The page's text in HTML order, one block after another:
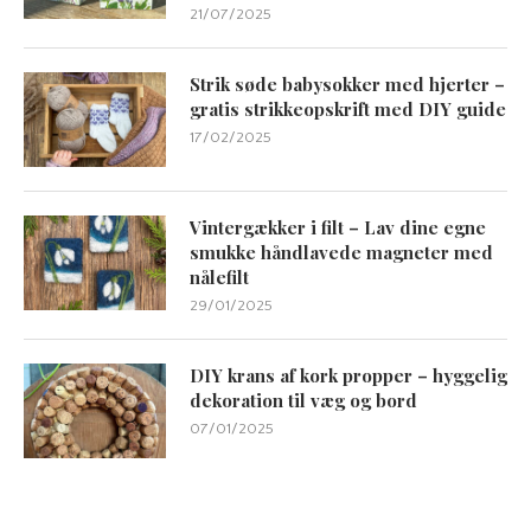
21/07/2025
Strik søde babysokker med hjerter –
gratis strikkeopskrift med DIY guide
17/02/2025
Vintergækker i filt – Lav dine egne
smukke håndlavede magneter med
nålefilt
29/01/2025
DIY krans af kork propper – hyggelig
dekoration til væg og bord
07/01/2025